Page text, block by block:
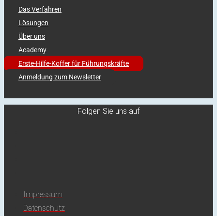
Das Verfahren
Lösungen
Über uns
Academy
Erste-Hilfe-Koffer für Führungskräfte
Anmeldung zum Newsletter
Folgen Sie uns auf
Impressum
Datenschutz